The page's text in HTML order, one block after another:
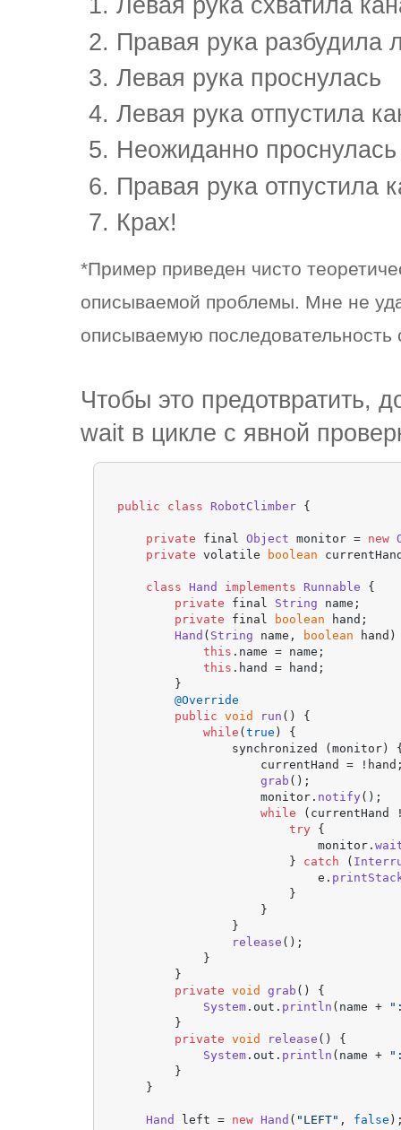
Правая рука разбудила
Левая рука проснулась
Левая рука отпустила
Неожиданно
Правая рука отпустила
Крах!
*Пример приведен чисто
описываемой проблемы. Мне не
описываемую последовательность
Чтобы это предотвратить,
wait в цикле с явной
public class RobotClimber {
private final Object monitor = new
private volatile boolean
class Hand implements Runnable {
private final String name;
private final boolean hand;
Hand ( String name, boolean
this . name = name;
this . hand
= hand;
        }
@Override
public
void run ( ) {
while (true ) {
synchronized (monitor)
currentHand =
grab ();
                    monitor.
notify ();
while (currentHand
try {
                            monitor.
                        }
catch (
                            e.
                        }
                    }
                }
release ();
            }
        }
private
void grab ( ) {
System . out . println (name +
        }
private
void release ( ) {
System . out . println (name +
        }
    }
Hand left = new Hand ( "LEFT" , false